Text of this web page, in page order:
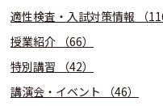
適性検査・入試対策情報
（
授業紹介
（66）
特別講習
（42）
講演会・イベント
（46）